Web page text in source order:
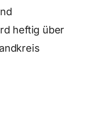
heftig über